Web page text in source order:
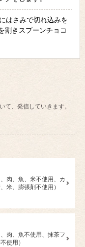
はさみで切れ込みを
割きスプーンチョコ
て、発信していきます。
肉、魚、米不使用、カ
米、膨張剤不使用）
肉、魚不使用、抹茶フ
使用）